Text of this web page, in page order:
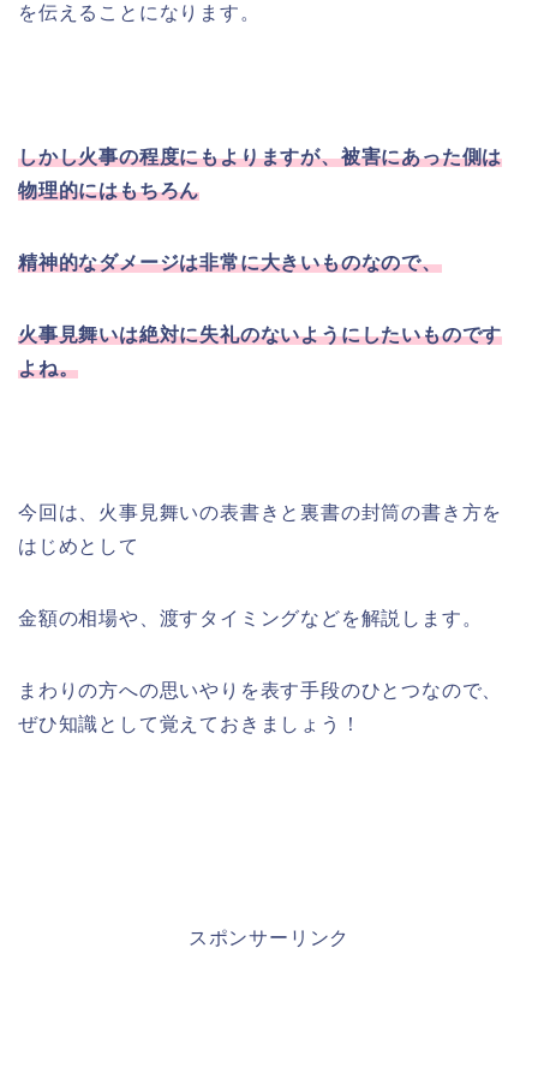
を伝えることになります。
しかし火事の程度にもよりますが、被害にあった側は
物理的にはもちろん
精神的なダメージは非常に大きいものなので、
火事見舞いは絶対に失礼のないようにしたいものです
よね。
今回は、火事見舞いの表書きと裏書の封筒の書き方を
はじめとして
金額の相場や、渡すタイミングなどを解説します。
まわりの方への思いやりを表す手段のひとつなので、
ぜひ知識として覚えておきましょう！
スポンサーリンク